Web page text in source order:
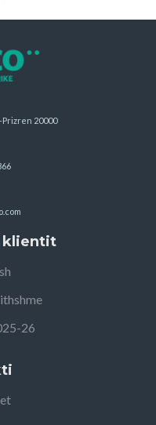
20000
klientit
26